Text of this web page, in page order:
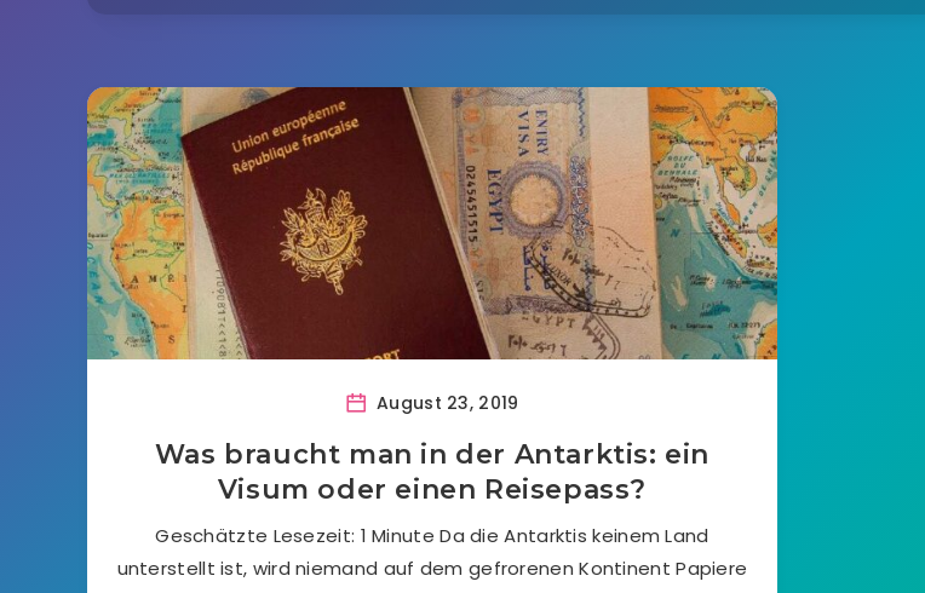
August 23, 2019
Was braucht man in der Antarktis: ein
Visum oder einen Reisepass?
Geschätzte Lesezeit: 1 Minute Da die Antarktis keinem Land
unterstellt ist, wird niemand auf dem gefrorenen Kontinent Papiere